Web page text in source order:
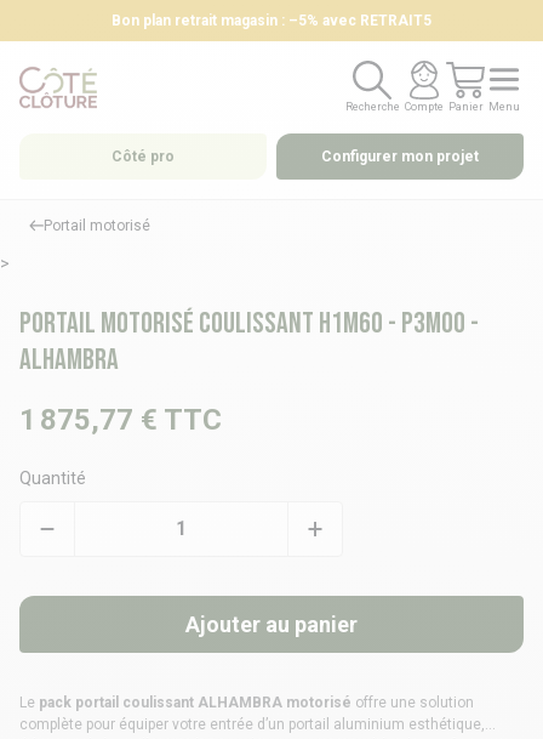
Bon plan retrait magasin : –5% avec RETRAIT5
Recherche
Recherche
Compte
Compte
Panier
Panier
Menu
Menu
Côté pro Configurer mon projet
Portail motorisé
Portail motorisé coulissant H1m60 - P3m00 -
ALHAMBRA
>
1 875,77 € TTC
Quantité
Ajouter au panier
Le pack portail coulissant ALHAMBRA motorisé offre une solution
complète pour équiper votre entrée d’un portail aluminium esthétique,